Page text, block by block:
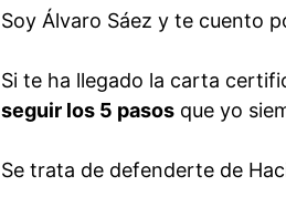
Soy Álvaro Sáez y te cuento
Si te ha llegado la carta
seguir los 5 pasos que yo
Se trata de defenderte de